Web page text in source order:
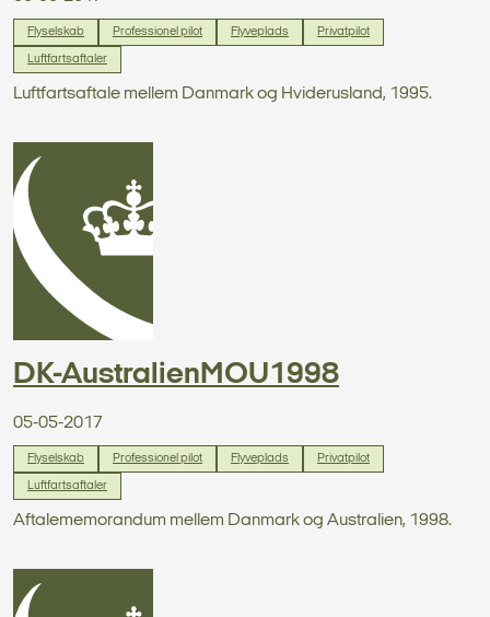
Flyselskab Professionel pilot Flyveplads Privatpilot
Luftfartsaftaler
Luftfartsaftale mellem Danmark og Hviderusland, 1995.
DK-AustralienMOU1998
05-05-2017
Flyselskab Professionel pilot Flyveplads Privatpilot
Luftfartsaftaler
Aftalememorandum mellem Danmark og Australien, 1998.